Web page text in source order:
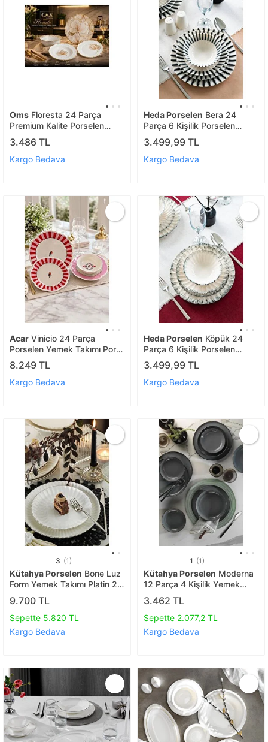
Oms Floresta 24 Parça
Premium Kalite Porselen
Yemek Takımı ( 11107 )
3.486 TL
Kargo Bedava
Heda Porselen Bera 24
Parça 6 Kişilik Porselen
Yemek Takımı
3.499,99 TL
Kargo Bedava
Acar Vinicio 24 Parça
Porselen Yemek Takımı Por-
08392
8.249 TL
Kargo Bedava
Heda Porselen Köpük 24
Parça 6 Kişilik Porselen
Yemek Takımı
3.499,99 TL
Kargo Bedava
3 (1)
Kütahya Porselen Bone Luz
Form Yemek Takımı Platin 24
Parça 6 Kişilik
9.700 TL
Sepette 5.820 TL
Kargo Bedava
1 (1)
Kütahya Porselen Moderna
12 Parça 4 Kişilik Yemek
Takımı Mavi
3.462 TL
Sepette 2.077,2 TL
Kargo Bedava